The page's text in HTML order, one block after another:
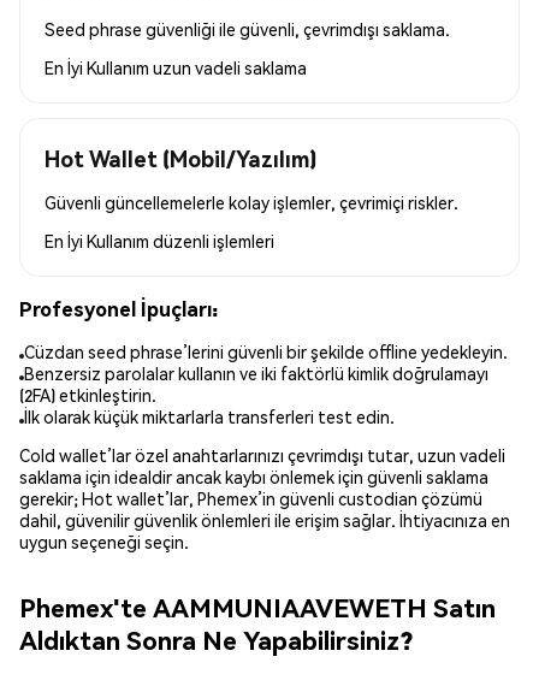
Seed phrase güvenliği ile güvenli, çevrimdışı saklama.
En İyi Kullanım uzun vadeli saklama
Hot Wallet (Mobil/Yazılım)
Güvenli güncellemelerle kolay işlemler, çevrimiçi riskler.
En İyi Kullanım düzenli işlemleri
Profesyonel İpuçları:
Cüzdan seed phrase’lerini güvenli bir şekilde offline yedekleyin.
Benzersiz parolalar kullanın ve iki faktörlü kimlik doğrulamayı
(2FA) etkinleştirin.
İlk olarak küçük miktarlarla transferleri test edin.
Cold wallet’lar özel anahtarlarınızı çevrimdışı tutar, uzun vadeli
saklama için idealdir ancak kaybı önlemek için güvenli saklama
gerekir; Hot wallet’lar, Phemex’in güvenli custodian çözümü
dahil, güvenilir güvenlik önlemleri ile erişim sağlar. İhtiyacınıza en
uygun seçeneği seçin.
Phemex'te AAMMUNIAAVEWETH Satın
Aldıktan Sonra Ne Yapabilirsiniz?